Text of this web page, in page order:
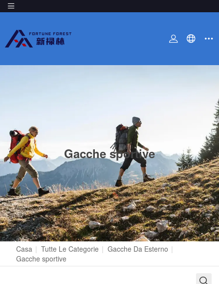
Gacche sportive
Casa | Tutte Le Categorie | Gacche Da Esterno |
Gacche sportive